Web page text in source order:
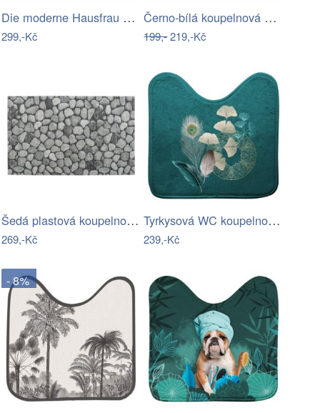
Die moderne Hausfrau Koupelnová…
299,-Kč
Černo-bílá koupelnová předložka s…
199,-219,-Kč
Šedá plastová koupelnová předložka…
269,-Kč
Tyrkysová WC koupelnová předložka 45x45…
239,-Kč
- 8%